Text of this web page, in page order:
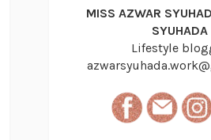
MISS AZWAR
SYUHADA
Lifestyle